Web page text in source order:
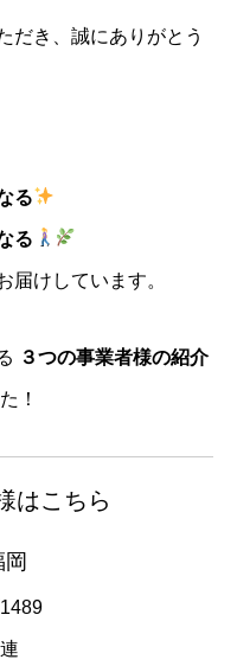
だき、誠にありがとう
る
る
届けしています。
３つの事業者様の紹介
！
はこちら